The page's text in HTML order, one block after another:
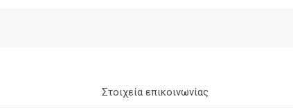
Στοιχεία επικοινωνίας